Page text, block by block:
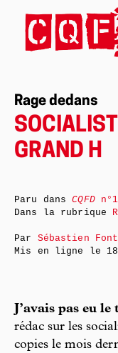
Rage dedans
GRAND H
J’avais pas eu le
rédac sur les
copies le mois
Paru dansCQFD
Dans la rubrique
Par Sébastien
Mis en ligne le